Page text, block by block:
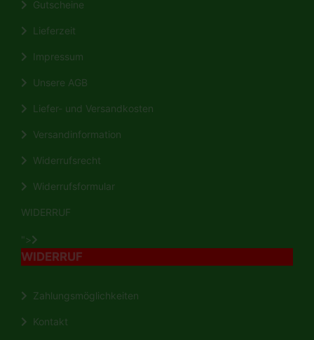
Gutscheine
Lieferzeit
Impressum
Unsere AGB
Liefer- und Versandkosten
Versandinformation
Widerrufsrecht
Widerrufsformular
WIDERRUF
">
WIDERRUF
Zahlungsmöglichkeiten
Kontakt